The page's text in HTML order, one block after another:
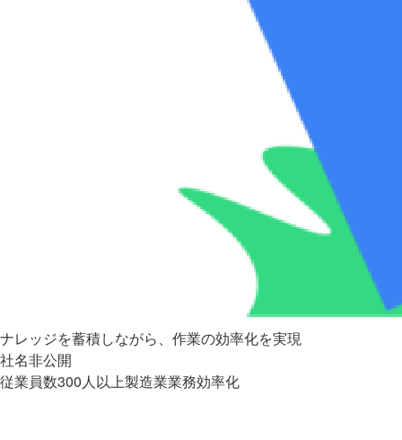
ナレッジを蓄積しながら、作業の効率化を実現
社名非公開
従業員数300人以上製造業業務効率化